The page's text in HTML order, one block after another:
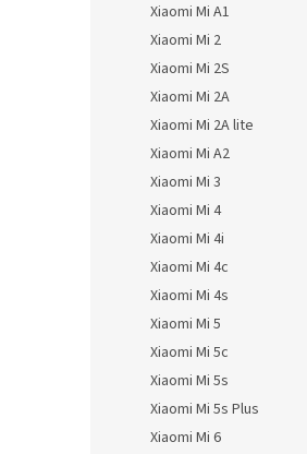
Xiaomi Mi A1
Xiaomi Mi 2
Xiaomi Mi 2S
Xiaomi Mi 2A
Xiaomi Mi 2A lite
Xiaomi Mi A2
Xiaomi Mi 3
Xiaomi Mi 4
Xiaomi Mi 4i
Xiaomi Mi 4c
Xiaomi Mi 4s
Xiaomi Mi 5
Xiaomi Mi 5c
Xiaomi Mi 5s
Xiaomi Mi 5s Plus
Xiaomi Mi 6